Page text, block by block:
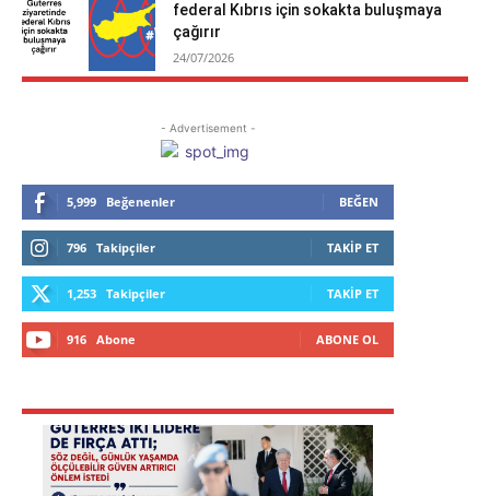
federal Kıbrıs için sokakta buluşmaya
çağırır
24/07/2026
- Advertisement -
5,999 Beğenenler BEĞEN
796 Takipçiler TAKIP ET
1,253 Takipçiler TAKIP ET
916 Abone ABONE OL